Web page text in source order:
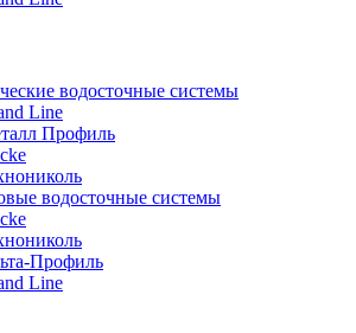
водосточные системы
Line
Профиль
водосточные системы
Профиль
Line